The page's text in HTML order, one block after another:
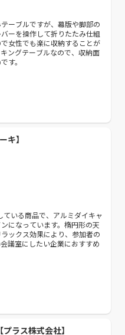
ーブルですが、幕版や脚部の
ーを操作して折りたたみ仕組
女性でも楽に収納することが
ングテーブルなので、収納面
す。
キ】
いる商品で、アルミダイキャ
になっています。楕円形の天
ックス効果により、参加者の
議室にしたい企業におすすめ
ラス株式会社】